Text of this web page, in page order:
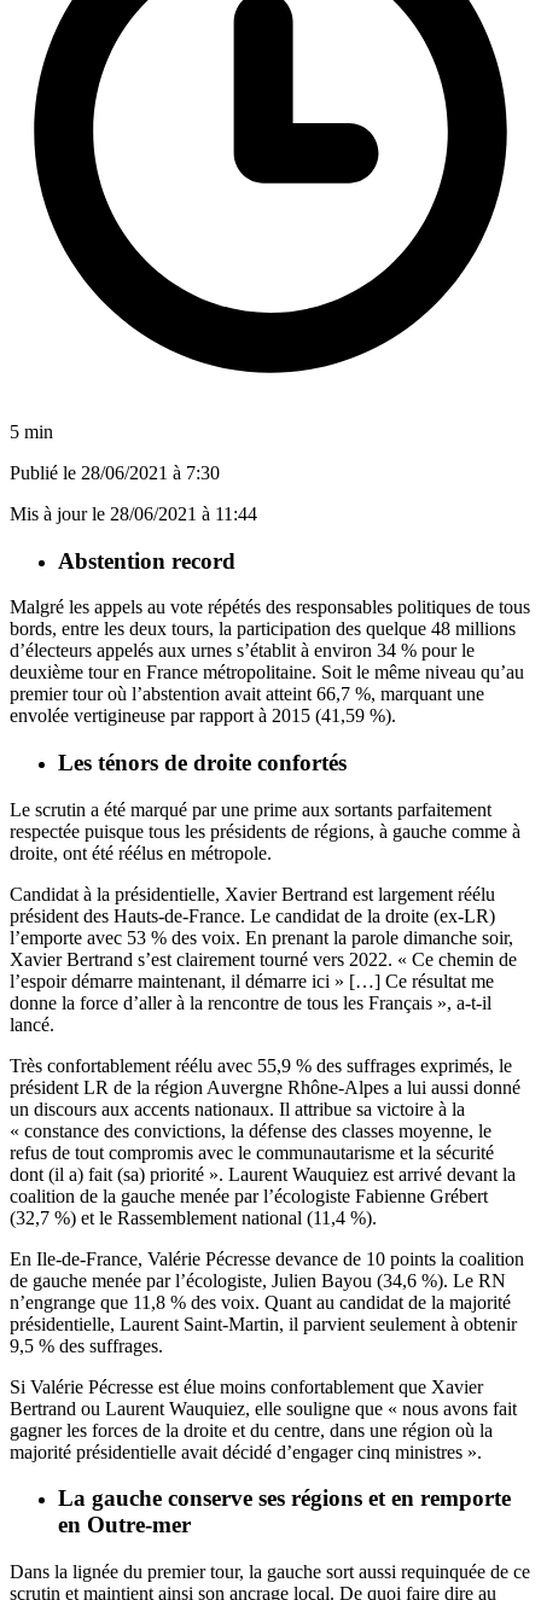
5 min
Publié le 28/06/2021 à 7:30
Mis à jour le 28/06/2021 à 11:44
Abstention record
Malgré les appels au vote répétés des responsables politiques de tous
bords, entre les deux tours, la participation des quelque 48 millions
d’électeurs appelés aux urnes s’établit à environ 34 % pour le
deuxième tour en France métropolitaine. Soit le même niveau qu’au
premier tour où l’abstention avait atteint 66,7 %, marquant une
envolée vertigineuse par rapport à 2015 (41,59 %).
Les ténors de droite confortés
Le scrutin a été marqué par une prime aux sortants parfaitement
respectée puisque tous les présidents de régions, à gauche comme à
droite, ont été réélus en métropole.
Candidat à la présidentielle, Xavier Bertrand est largement réélu
président des Hauts-de-France. Le candidat de la droite (ex-LR)
l’emporte avec 53 % des voix. En prenant la parole dimanche soir,
Xavier Bertrand s’est clairement tourné vers 2022. « Ce chemin de
l’espoir démarre maintenant, il démarre ici » […] Ce résultat me
donne la force d’aller à la rencontre de tous les Français », a-t-il
lancé.
Très confortablement réélu avec 55,9 % des suffrages exprimés, le
président LR de la région Auvergne Rhône-Alpes a lui aussi donné
un discours aux accents nationaux. Il attribue sa victoire à la
« constance des convictions, la défense des classes moyenne, le
refus de tout compromis avec le communautarisme et la sécurité
dont (il a) fait (sa) priorité ». Laurent Wauquiez est arrivé devant la
coalition de la gauche menée par l’écologiste Fabienne Grébert
(32,7 %) et le Rassemblement national (11,4 %).
En Ile-de-France, Valérie Pécresse devance de 10 points la coalition
de gauche menée par l’écologiste, Julien Bayou (34,6 %). Le RN
n’engrange que 11,8 % des voix. Quant au candidat de la majorité
présidentielle, Laurent Saint-Martin, il parvient seulement à obtenir
9,5 % des suffrages.
Si Valérie Pécresse est élue moins confortablement que Xavier
Bertrand ou Laurent Wauquiez, elle souligne que « nous avons fait
gagner les forces de la droite et du centre, dans une région où la
majorité présidentielle avait décidé d’engager cinq ministres ».
La gauche conserve ses régions et en remporte
en Outre-mer
Dans la lignée du premier tour, la gauche sort aussi requinquée de ce
scrutin et maintient ainsi son ancrage local. De quoi faire dire au